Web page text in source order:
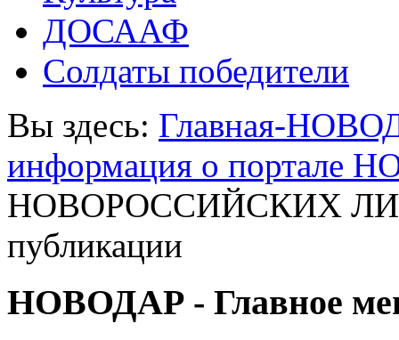
ДОСААФ
Солдаты победители
Вы здесь: Главная-
информация о портале
НОВОРОССИЙСКИХ
публикации
НОВОДАР - Главное